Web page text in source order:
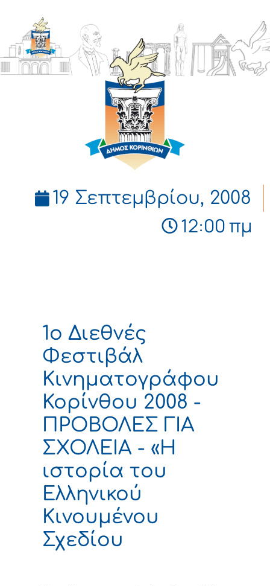
ΔΗΜΟΣ
ΚΟΡΙΝΘΙΩΝ
19 Σεπτεμβρίου, 2008
12:00 πμ
1o Διεθνές
Φεστιβάλ
Κινηματογράφου
Κορίνθου 2008 -
ΠΡΟΒΟΛΕΣ ΓΙΑ
ΣΧΟΛΕΙΑ - «Η
ιστορία του
Ελληνικού
Κινουμένου
Σχεδίου